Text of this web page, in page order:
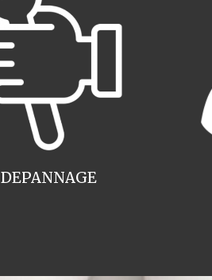
DEPANNAGE